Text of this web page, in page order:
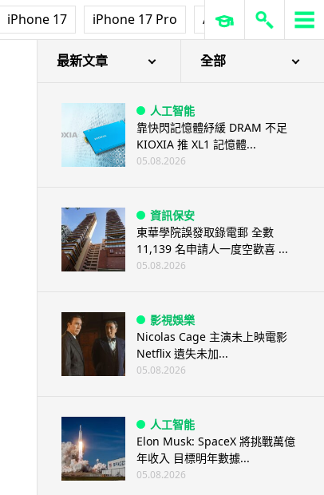
iPhone 17 iPhone 17 Pro AirPods Pro 3
最新文章 全部
人工智能
靠快閃記憶體紓緩 DRAM 不足
KIOXIA 推 XL1 記憶體...
05.08.2026
資訊保安
東華學院誤發取錄電郵 全數
11,139 名申請人一度空歡喜 ...
05.08.2026
影視娛樂
Nicolas Cage 主演未上映電影
Netflix 遺失未加...
05.08.2026
人工智能
Elon Musk: SpaceX 將挑戰萬億
年收入 目標明年數據...
05.08.2026